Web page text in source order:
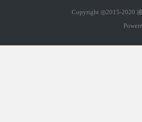
Copyright ◎2015-2020